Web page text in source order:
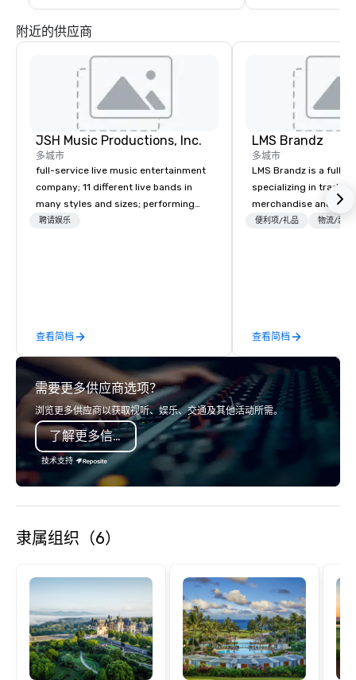
附近的供应商
JSH Music Productions, Inc.
多城市
full-service live music entertainment
company; 11 different live bands in
many styles and sizes; performing
since 2007
聘请娱乐
查看简档
LMS Brandz
多城市
LMS Brandz is a full-
specializing in trade
merchandise and
booth giveaways and
years of industry
commitment to
service set us apart.
smart, reliable
make the end-user
seamless from start to
便利项/礼品 物流/装饰
查看简档
需要更多供应商选项？
浏览更多供应商以获取视听、娱乐、交通及其他活动所需。
了解更多信息
技术支持
隶属组织（6）